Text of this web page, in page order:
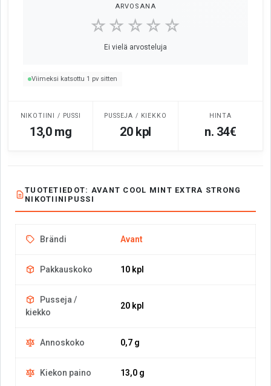
ARVOSANA
☆☆☆☆☆
Ei vielä arvosteluja
Viimeksi katsottu 1 pv sitten
NIKOTIINI / PUSSI
13,0 mg
PUSSEJA / KIEKKO
20 kpl
HINTA
n. 34€
TUOTETIEDOT: AVANT COOL MINT EXTRA STRONG
NIKOTIINIPUSSI
Brändi Avant
Pakkauskoko 10 kpl
Pusseja /
kiekko
20 kpl
Annoskoko 0,7 g
Kiekon paino 13,0 g